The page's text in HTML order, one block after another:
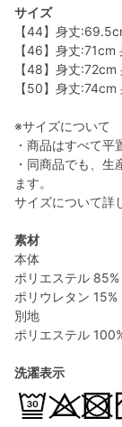
サイズ
【44】身丈
【46】身丈
【48】身丈
【50】身丈
※サイズについて
・商品はすべて平
・同商品でも、
ます。
サイズについて詳
素材
本体
ポリエステル 85%
ポリウレタン 15%
別地
ポリエステル
洗濯表示